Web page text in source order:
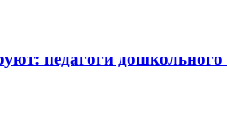
педагоги